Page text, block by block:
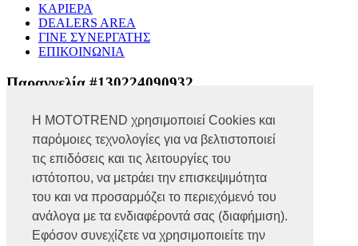
Η MOTOTREND χρησιμοποιεί Cookies και
παρόμοιες τεχνολογίες για να βελτιστοποιεί
τις επιδόσεις και τις λειτουργίες του
ιστότοπου, να μετράει την επισκεψιμότητα
του και να προσαρμόζει το περιεχόμενό του
ανάλογα με τα ενδιαφέροντά σας (διαφήμιση).
Εφόσον συνεχίζετε να χρησιμοποιείτε την
ΚΑΡΙΕΡΑ
DEALERS AREA
ΓΙΝΕ ΣΥΝΕΡΓΑΤΗΣ
ΕΠΙΚΟΙΝΩΝΙΑ
Παραγγελία #130224090932
Βρυούλων 56, Ν. Φιλαδέλφεια,
14341, Αθήνα
Αρ. Γ.Ε.ΜΗ 002466101000
2102585991
Φαξ.:2102585993
Ε-mail:info@mototrend.gr
Μάθετε Περισσότερα